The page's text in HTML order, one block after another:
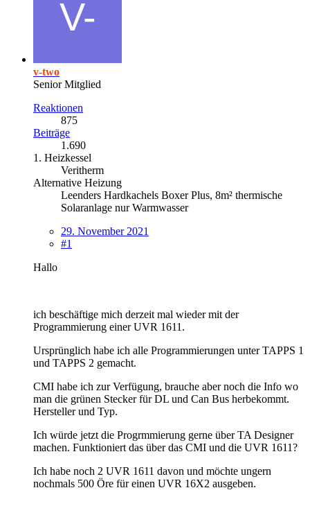
v-two
Senior Mitglied
Reaktionen
875
Beiträge
1.690
1. Heizkessel
Veritherm
Alternative Heizung
Leenders Hardkachels Boxer Plus, 8m² thermische
Solaranlage nur Warmwasser
29. November 2021
#1
Hallo
ich beschäftige mich derzeit mal wieder mit der
Programmierung einer UVR 1611.
Ursprünglich habe ich alle Programmierungen unter TAPPS 1
und TAPPS 2 gemacht.
CMI habe ich zur Verfügung, brauche aber noch die Info wo
man die grünen Stecker für DL und Can Bus herbekommt.
Hersteller und Typ.
Ich würde jetzt die Progrmmierung gerne über TA Designer
machen. Funktioniert das über das CMI und die UVR 1611?
Ich habe noch 2 UVR 1611 davon und möchte ungern
nochmals 500 Öre für einen UVR 16X2 ausgeben.